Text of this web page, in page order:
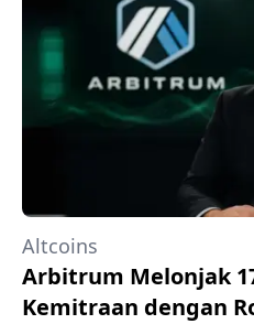
Altcoins
Arbitrum Melonjak
Kemitraan dengan